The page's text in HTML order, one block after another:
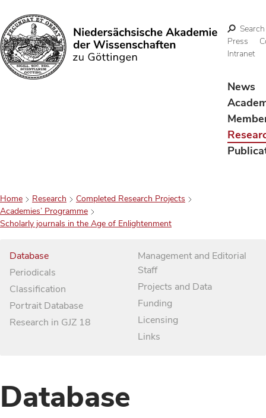
Search
Search
Press
Intranet
News
Home Research
Completed Research Projects
Academies’ Programme
Scholarly journals in the Age of Enlightenment
Database
Periodicals
Classification
Portrait Database
Research in GJZ 18
Management and Editorial
Staff
Projects and Data
Funding
Licensing
Links
Database